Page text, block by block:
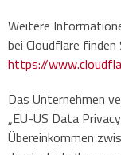
Weitere
bei Cloudflare finden
https://
Das Unternehmen
„EU-US Data
Übereinkommen